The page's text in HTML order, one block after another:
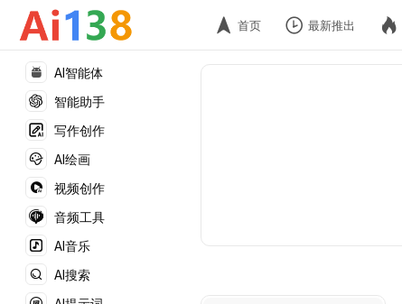
AI智能体
智能助手
写作创作
AI绘画
视频创作
音频工具
AI音乐
AI搜索
首页 最新推出